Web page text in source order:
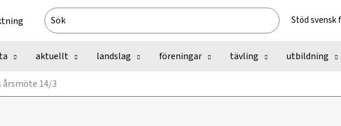
Search
for:
Stöd svensk
aktuellt landslag föreningar tävling utbildning
årsmöte 14/3